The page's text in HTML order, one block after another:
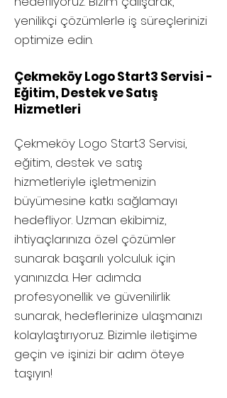
yenilikçi çözümlerle iş süreçlerinizi
optimize edin.
Çekmeköy Logo Start3 Servisi -
Eğitim, Destek ve Satış
Hizmetleri
Çekmeköy Logo Start3 Servisi,
eğitim, destek ve satış
hizmetleriyle işletmenizin
büyümesine katkı sağlamayı
hedefliyor. Uzman ekibimiz,
ihtiyaçlarınıza özel çözümler
sunarak başarılı yolculuk için
yanınızda. Her adımda
profesyonellik ve güvenilirlik
sunarak, hedeflerinize ulaşmanızı
kolaylaştırıyoruz. Bizimle iletişime
geçin ve işinizi bir adım öteye
taşıyın!